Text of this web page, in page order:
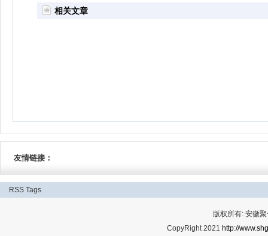
相关文章
友情链接：
RSS Tags
版权所有: 安徽
CopyRight 2021 http://